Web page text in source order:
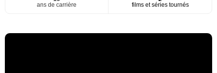
ans de carrière
films et séries tournés